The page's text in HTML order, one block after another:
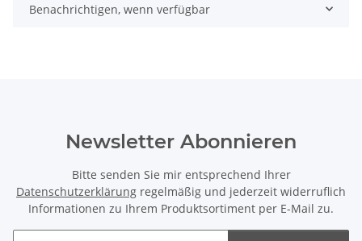
Benachrichtigen, wenn verfügbar
Newsletter Abonnieren
Bitte senden Sie mir entsprechend Ihrer
Datenschutzerklärung regelmäßig und jederzeit widerruflich
Informationen zu Ihrem Produktsortiment per E-Mail zu.